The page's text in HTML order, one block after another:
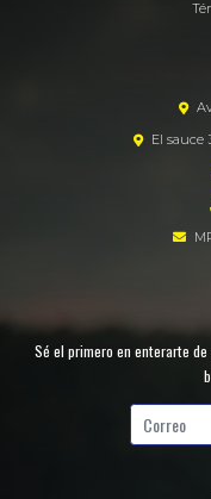
El sauce
Sé el primero en enterarte